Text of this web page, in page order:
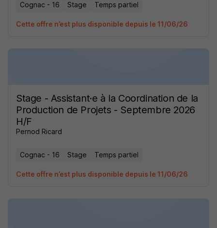
Cognac - 16 Stage Temps partiel
Cette offre n’est plus disponible depuis le 11/06/26
Stage - Assistant·e à la Coordination de la
Production de Projets - Septembre 2026
H/F
Pernod Ricard
Cognac - 16 Stage Temps partiel
Cette offre n’est plus disponible depuis le 11/06/26